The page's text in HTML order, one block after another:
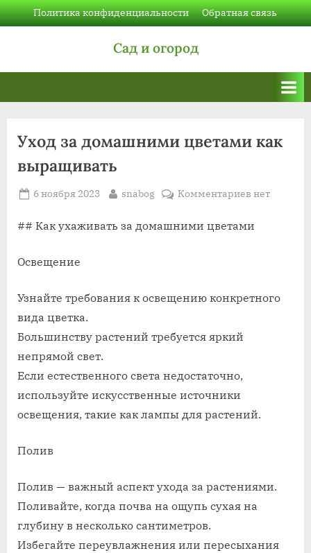
Skip
to
Политика конфиденциальности Обратная связь
Сад и огород
Уход за домашними цветами как
выращивать
Posted
6 ноября 2023 By
snabog Комментариевк
Уход
выращивать
нет
## Как ухаживать за домашними цветами
Освещение
Узнайте требования к освещению конкретного
вида цветка.
Большинству растений требуется яркий
непрямой свет.
Если естественного света недостаточно,
используйте искусственные источники
освещения, такие как лампы для растений.
Полив
Полив — важный аспект ухода за растениями.
Поливайте, когда почва на ощупь сухая на
глубину в несколько сантиметров.
Избегайте переувлажнения или пересыхания